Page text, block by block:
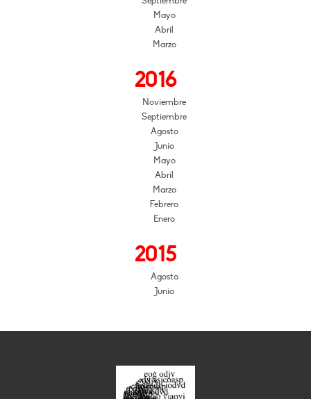
Mayo
Abril
Marzo
2016
Noviembre
Septiembre
Agosto
Junio
Mayo
Abril
Marzo
Febrero
Enero
2015
Agosto
Junio